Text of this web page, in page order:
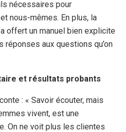
nécessaires pour
nous-mêmes. En plus, la
offert un manuel bien explicite
réponses aux questions qu’on
et résultats probants
: « Savoir écouter, mais
vivent, est une
On ne voit plus les clientes